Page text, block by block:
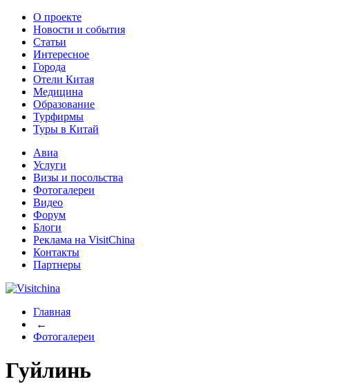
О проекте
Новости и события
Статьи
Интересное
Города
Отели Китая
Медицина
Образование
Турфирмы
Туры в Китай
Авиа
Услуги
Визы и посольства
Фотогалереи
Видео
Форум
Блоги
Реклама на VisitChina
Контакты
Партнеры
Главная
←
Фотогалереи
Гуйлинь